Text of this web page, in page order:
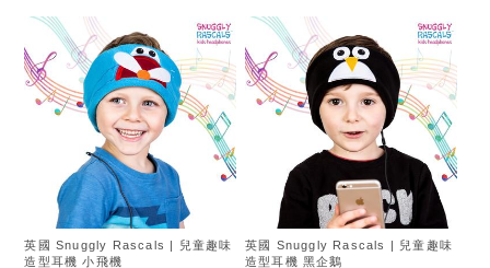
英國 Snuggly Rascals | 兒童趣味
造型耳機 小飛機
英國 Snuggly Rascals | 兒童趣味
造型耳機 黑企鵝